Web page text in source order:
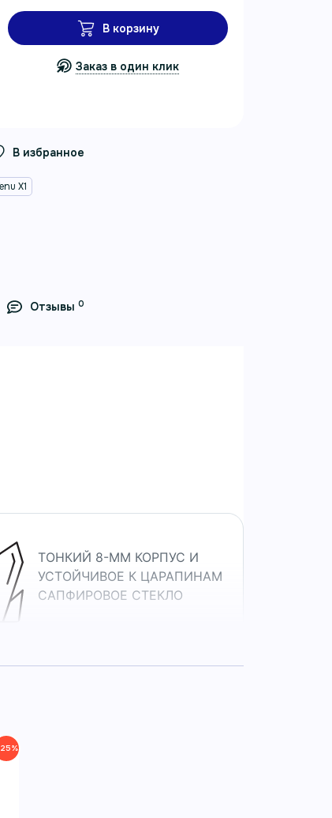
В корзину
Заказ в один клик
В избранное
X1
Отзывы 0
ТОНКИЙ 8-ММ КОРПУС И
УСТОЙЧИВОЕ К ЦАРАПИНАМ
САПФИРОВОЕ СТЕКЛО